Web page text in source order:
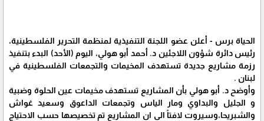
الحياة برس - أعلن عضو اللجنة التنفيذية لمنظمة التحرير الفلسطينية،
رئيس دائرة شؤون اللاجئين د. أحمد أبو هولي، اليوم (الأحد) البدء بتنفيذ
رزمة مشاريع جديدة تستهدف المخيمات والتجمعات الفلسطينية في
لبنان .
وأوضح د. أبو هولي بأن المشاريع تستهدف مخيمات عين الحلوة وضبية
و الجليل والبداوي ومار الياس وتجمعات الداعوق وسعيد غواش
والشبريحا،وسيروت لافتاً الى ان المشاريع تم تخصيصها حسب الاحتياج